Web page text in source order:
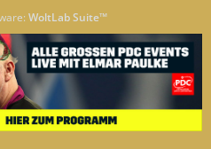
WoltLab Suite™